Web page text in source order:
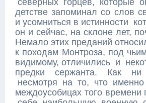
северных горцев, которые
детстве запоминал со слов
и усомниться в истинности
он и сейчас, на склоне лет,
Немало этих преданий
к походам Монтроза, под
видимому, отличились и
предки сержанта. Как
несмотря на то, что
междоусобицах того